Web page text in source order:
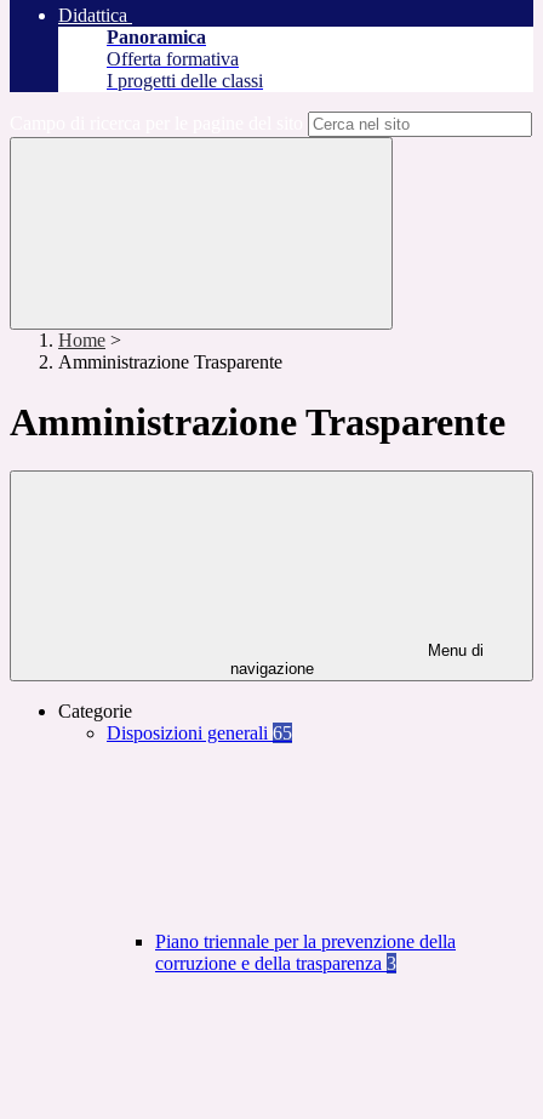
Didattica
Panoramica
Offerta formativa
I progetti delle classi
Home >
Amministrazione Trasparente
Amministrazione Trasparente
Menu di
navigazione
Categorie
Disposizioni generali 65
Piano triennale per la prevenzione della
corruzione e della trasparenza 3